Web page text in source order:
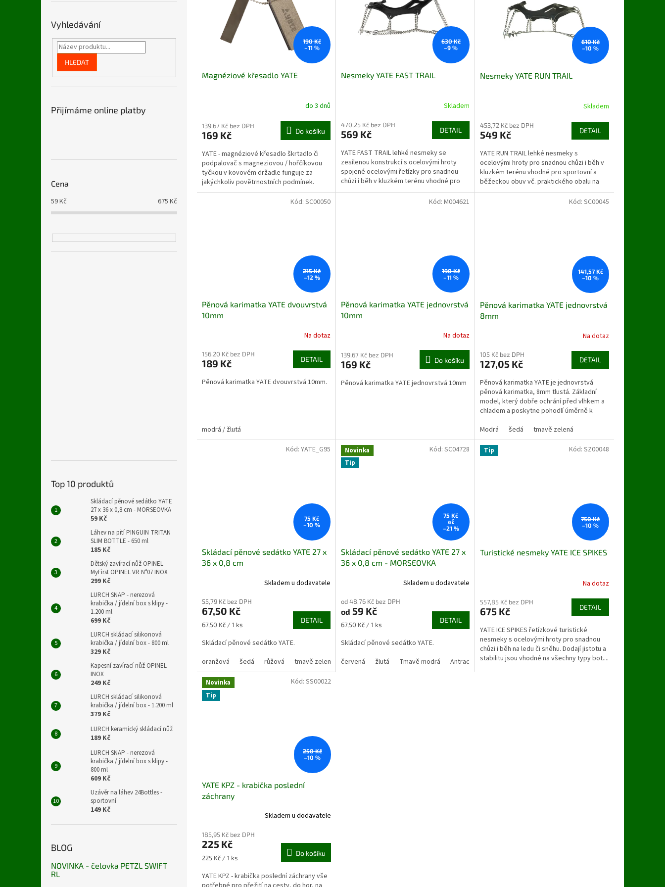
Vyhledávání
HLEDAT
Přijímáme online platby
Cena
59Kč 675 Kč
Top 10 produktů
Skládací pěnové sedátko YATE
27 x 36 x 0,8 cm - MORSEOVKA
59 Kč
Láhev na pití PINGUIN TRITAN
SLIM BOTTLE - 650 ml
185 Kč
Dětský zavírací nůž OPINEL
MyFirst OPINEL VR N°07 INOX
299 Kč
LURCH SNAP - nerezová
krabička / jídelní box s klipy -
1.200 ml
699 Kč
LURCH skládací silikonová
krabička / jídelní box - 800 ml
329 Kč
Kapesní zavírací nůž OPINEL
INOX
249 Kč
LURCH skládací silikonová
krabička / jídelní box - 1.200 ml
379 Kč
LURCH keramický skládací nůž
189 Kč
LURCH SNAP - nerezová
krabička / jídelní box s klipy -
800 ml
609 Kč
Uzávěr na láhev 24Bottles -
sportovní
149 Kč
BLOG
NOVINKA - čelovka PETZL SWIFT
RL
190 Kč
–11 %
Magnéziové křesadlo YATE
do 3 dnů
139,67 Kč bez DPH
169 Kč Do košíku
YATE - magnéziové křesadlo škrtadlo či
podpalovač s magneziovou / hořčíkovou
tyčkou v kovovém držadle funguje za
jakýchkoliv povětrnostních podmínek.
630 Kč
–9 %
Nesmeky YATE FAST TRAIL
Skladem
470,25 Kč bez DPH
569 Kč DETAIL
YATE FAST TRAIL lehké nesmeky se
zesílenou konstrukcí s ocelovými hroty
spojené ocelovými řetízky pro snadnou
chůzi i běh v kluzkém terénu vhodné pro
sportovní a...
610 Kč
–10 %
Nesmeky YATE RUN TRAIL
Skladem
453,72 Kč bez DPH
549 Kč DETAIL
YATE RUN TRAIL lehké nesmeky s
ocelovými hroty pro snadnou chůzi i běh v
kluzkém terénu vhodné pro sportovní a
běžeckou obuv vč. praktického obalu na
zip
215 Kč
–12 %
Pěnová karimatka YATE dvouvrstvá
10mm
Na dotaz
156,20 Kč bez DPH
189 Kč DETAIL
Pěnová karimatka YATE dvouvrstvá 10mm.
modrá / žlutá
Kód: SC00050
190 Kč
–11 %
Pěnová karimatka YATE jednovrstvá
10mm
Na dotaz
139,67 Kč bez DPH
169 Kč Do košíku
Pěnová karimatka YATE jednovrstvá 10mm
Kód: M004621
141,57 Kč
–10 %
Pěnová karimatka YATE jednovrstvá
8mm
Na dotaz
105 Kč bez DPH
127,05 Kč DETAIL
Pěnová karimatka YATE je jednovrstvá
pěnová karimatka, 8mm tlustá. Základní
model, který dobře ochrání před vlhkem a
chladem a poskytne pohodlí úměrně k
Modrá
šedá tmavě zelená
Kód: SC00045
75 Kč
–10 %
Skládací pěnové sedátko YATE 27 x
36 x 0,8 cm
Skladem u dodavatele
55,79 Kč bez DPH
67,50 Kč
Měrná
67,50 Kč / 1 ks
DETAIL
Skládací pěnové sedátko YATE.
oranžová
šedá růžová tmavě zelená Tmavě modrá
Kód: YATE_G95
Novinka
Tip
75 Kč
až
–21 %
Skládací pěnové sedátko YATE 27 x
36 x 0,8 cm - MORSEOVKA
Skladem u dodavatele
od 48,76 Kč bez DPH
od 59 Kč
Měrná
67,50 Kč / 1 ks
DETAIL
Skládací pěnové sedátko YATE.
červená
žlutá Tmavě modrá Antracit
Kód: SC04728 Tip
750 Kč
–10 %
Turistické nesmeky YATE ICE SPIKES
Na dotaz
557,85 Kč bez DPH
675 Kč DETAIL
YATE ICE SPIKES řetízkové turistické
nesmeky s ocelovými hroty pro snadnou
chůzi i běh na ledu či sněhu. Dodají jistotu a
stabilitu jsou vhodné na všechny typy bot....
Kód: SZ00048
Novinka
Tip
250 Kč
–10 %
YATE KPZ - krabička poslední
záchrany
Skladem u dodavatele
185,95 Kč bez DPH
225 Kč
Měrná
225 Kč / 1 ks
Do košíku
YATE KPZ - krabička poslední záchrany vše
Kód: SS00022